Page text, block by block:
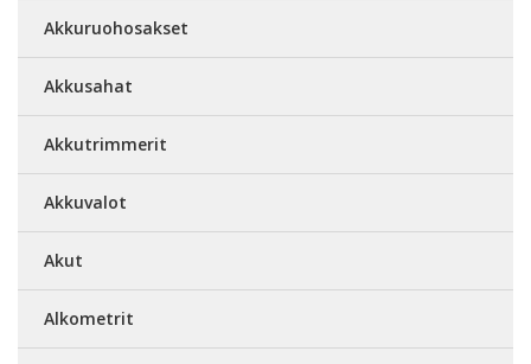
Akkuruohosakset
Akkusahat
Akkutrimmerit
Akkuvalot
Akut
Alkometrit